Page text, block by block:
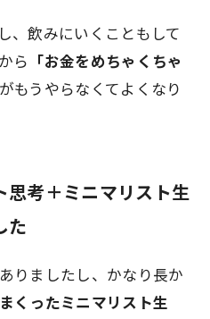
、飲みにいくこともして
ら 「お金をめちゃくちゃ
もうやらなくてよくなり
思考＋ミニマリスト生
た
りましたし、かなり長か
くったミニマリスト生